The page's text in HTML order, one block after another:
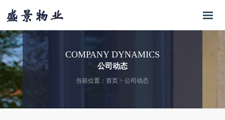
COMPANY DYNAMICS
公司动态
当前位置：首页 >公司动态